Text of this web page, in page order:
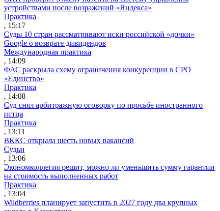
устройствами после возражений «Яндекса»
Практика
, 15:17
Суды 10 стран рассматривают иски российской «дочки»
Google о возврате дивидендов
Международная практика
, 14:09
ФАС раскрыла схему ограничения конкуренции в СРО
«Единство»
Практика
, 14:08
Суд снял арбитражную оговорку по просьбе иностранного
истца
Практика
, 13:11
ВККС открыла шесть новых вакансий
Судьи
, 13:06
Экономколлегия решит, можно ли уменьшить сумму гарантии
на стоимость выполненных работ
Практика
, 13:04
Wildberries планирует запустить в 2027 году два крупных